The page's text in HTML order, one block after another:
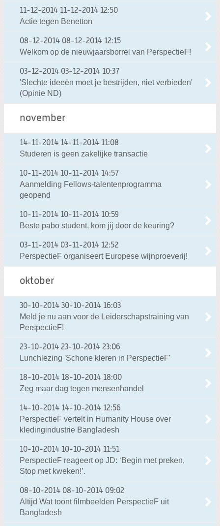
11-12-2014 11-12-2014 12:50
Actie tegen Benetton
08-12-2014 08-12-2014 12:15
Welkom op de nieuwjaarsborrel van PerspectieF!
03-12-2014 03-12-2014 10:37
'Slechte ideeën moet je bestrijden, niet verbieden'
(Opinie ND)
november
14-11-2014 14-11-2014 11:08
Studeren is geen zakelijke transactie
10-11-2014 10-11-2014 14:57
Aanmelding Fellows-talentenprogramma
geopend
10-11-2014 10-11-2014 10:59
Beste pabo student, kom jij door de keuring?
03-11-2014 03-11-2014 12:52
PerspectieF organiseert Europese wijnproeverij!
oktober
30-10-2014 30-10-2014 16:03
Meld je nu aan voor de Leiderschapstraining van
PerspectieF!
23-10-2014 23-10-2014 23:06
Lunchlezing 'Schone kleren in PerspectieF'
18-10-2014 18-10-2014 18:00
Zeg maar dag tegen mensenhandel
14-10-2014 14-10-2014 12:56
PerspectieF vertelt in Humanity House over
kledingindustrie Bangladesh
10-10-2014 10-10-2014 11:51
PerspectieF reageert op JD: ‘Begin met preken,
Stop met kweken!’.
08-10-2014 08-10-2014 09:02
Altijd Wat toont filmbeelden PerspectieF uit
Bangladesh